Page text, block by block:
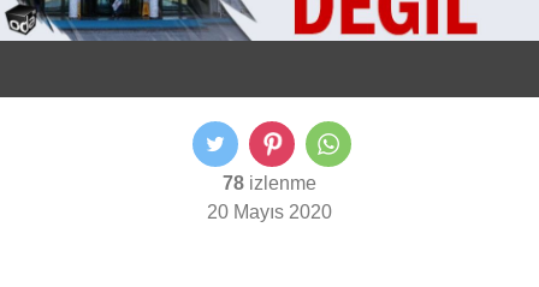
78 izlenme
20 Mayıs 2020